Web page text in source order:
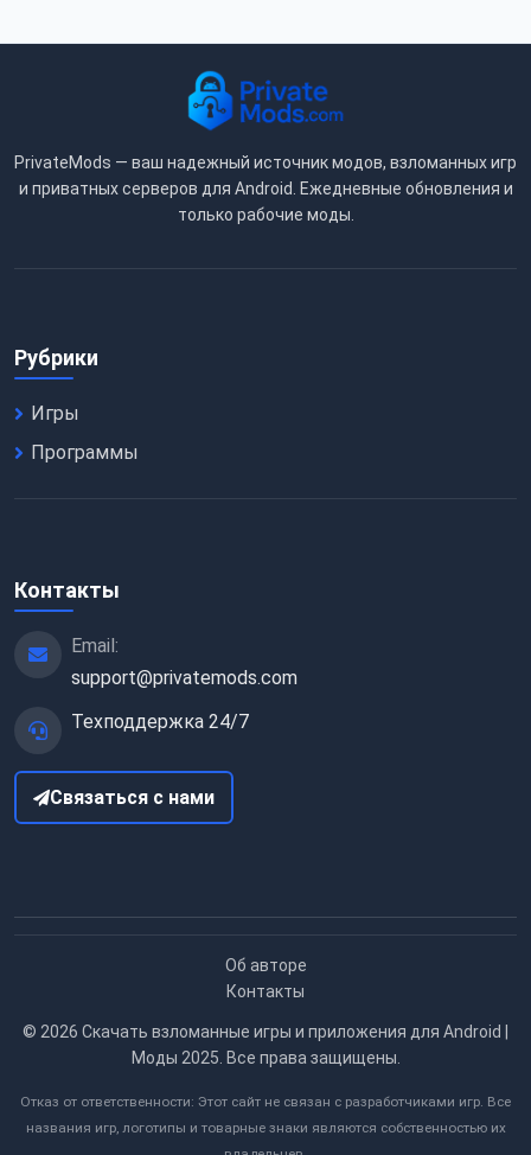
PrivateMods — ваш надежный источник модов, взломанных игр
и приватных серверов для Android. Ежедневные обновления и
только рабочие моды.
Рубрики
Игры
Программы
Контакты
Email:
support@privatemods.com
Техподдержка 24/7
Связаться с нами
Об авторе
Контакты
© 2026 Скачать взломанные игры и приложения для Android |
Моды 2025. Все права защищены.
Отказ от ответственности: Этот сайт не связан с разработчиками игр. Все
названия игр, логотипы и товарные знаки являются собственностью их